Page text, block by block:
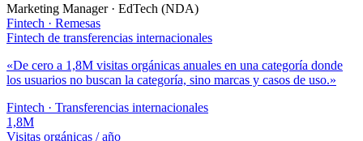
Marketing Manager · EdTech (NDA)
Fintech · Remesas
Fintech de transferencias internacionales
«De cero a 1,8M visitas orgánicas anuales en una categoría donde
los usuarios no buscan la categoría, sino marcas y casos de uso.»
Fintech · Transferencias internacionales
1,8M
Visitas orgánicas / año